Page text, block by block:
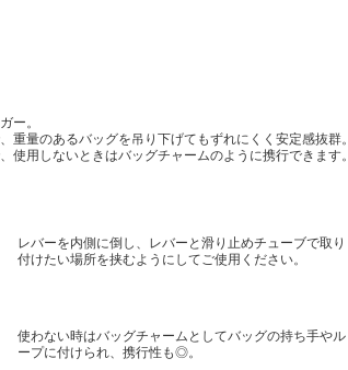
ー。
量のあるバッグを吊り下げてもずれにくく安定感抜群。
用しないときはバッグチャームのように携行できます。
レバーを内側に倒し、レバーと滑り止めチューブで取り
付けたい場所を挟むようにしてご使用ください。
使わない時はバッグチャームとしてバッグの持ち手やル
ープに付けられ、携行性も◎。